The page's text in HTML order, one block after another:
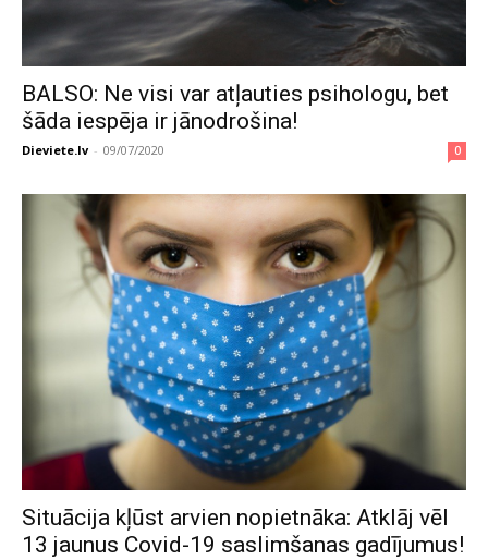
BALSO: Ne visi var atļauties psihologu, bet
šāda iespēja ir jānodrošina!
Dieviete.lv - 09/07/2020 0
Situācija kļūst arvien nopietnāka: Atklāj vēl
13 jaunus Covid-19 saslimšanas gadījumus!